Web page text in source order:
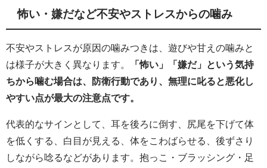
怖い・嫌だなど不安やストレスからの噛み
不安やストレスが原因の噛みつきは、遊びや甘えの噛みと
は様子が大きく異なります。
「怖い」「嫌だ」という気持
ちから噛む場合は、防衛行動であり、無理に叱ると悪化し
やすい点が最大の注意点です。
代表的なサインとして、耳を後ろに倒す、尻尾を下げて体
を低くする、白目が見える、体をこわばらせる、後ずさり
しながら唸るなどがあります。抱っこ・ブラッシング・足